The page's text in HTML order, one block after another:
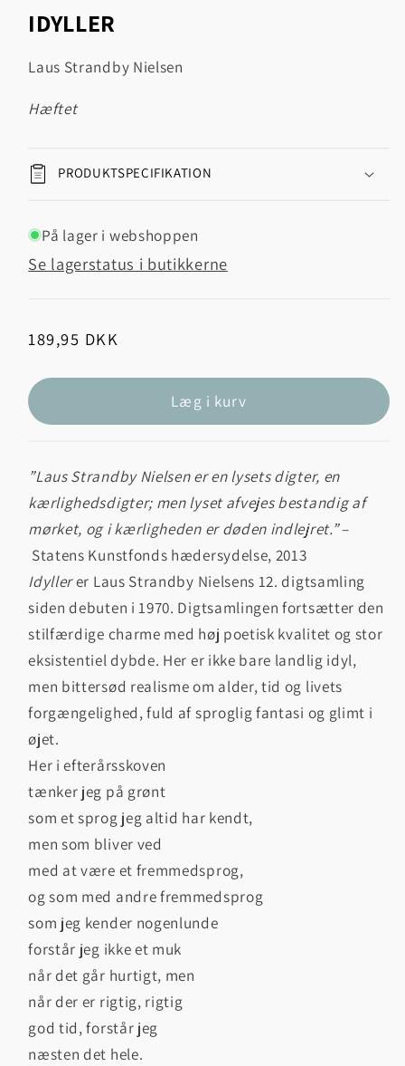
modus
IDYLLER
Laus Strandby Nielsen
hæftet
PRODUKTSPECIFIKATION
På lager i webshoppen
Se lagerstatus i butikkerne
Normalpris
189,95 DKK
Læg i kurv
”Laus Strandby Nielsen er en lysets digter, en
kærlighedsdigter; men lyset afvejes bestandig af
mørket, og i kærligheden er døden indlejret.”–
Statens Kunstfonds hædersydelse, 2013
Idyllerer Laus Strandby Nielsens 12. digtsamling
siden debuten i 1970. Digtsamlingen fortsætter den
stilfærdige charme med høj poetisk kvalitet og stor
eksistentiel dybde. Her er ikke bare landlig idyl,
men bittersød realisme om alder, tid og livets
forgængelighed, fuld af sproglig fantasi og glimt i
øjet.
Her i efterårsskoven
tænker jeg på grønt
som et sprog jeg altid har kendt,
men som bliver ved
med at være et fremmedsprog,
og som med andre fremmedsprog
som jeg kender nogenlunde
forstår jeg ikke et muk
når det går hurtigt, men
når der er rigtig, rigtig
god tid, forstår jeg
næsten det hele.